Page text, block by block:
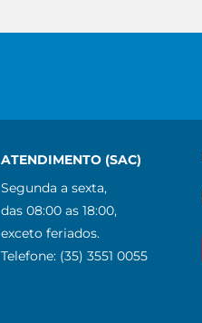
ATENDIMENTO (SAC)
Segunda a sexta,
das 08:00 as 18:00,
exceto feriados.
Telefone: (35) 3551 0055